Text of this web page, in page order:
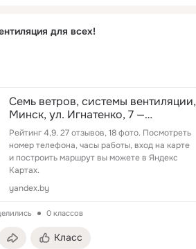
для всех!
Семь ветров, системы вентиляции,
Минск, ул. Игнатенко, 7 —
Яндекс Карты
Рейтинг 4,9. 27 отзывов, 18 фото. Посмотреть
номер телефона, часы работы, вход на карте
и построить маршрут вы можете в Яндекс
Картах.
yandex.by
0 классов
Класс